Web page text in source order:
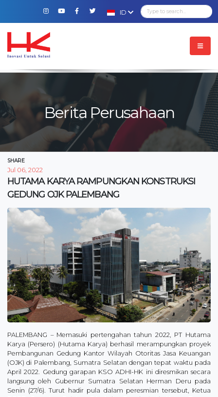
ID
Berita Perusahaan
SHARE
Jul 06, 2022
HUTAMA KARYA RAMPUNGKAN KONSTRUKSI
GEDUNG OJK PALEMBANG
PALEMBANG – Memasuki pertengahan tahun 2022, PT Hutama
Karya (Persero) (Hutama Karya) berhasil merampungkan proyek
Pembangunan Gedung Kantor Wilayah Otoritas Jasa Keuangan
(OJK) di Palembang, Sumatra Selatan dengan tepat waktu pada
April 2022. Gedung garapan KSO ADHI-HK ini diresmikan secara
langsung oleh Gubernur Sumatra Selatan Herman Deru pada
Senin (27/6). Turut hadir pula dalam peresmian tersebut, Ketua